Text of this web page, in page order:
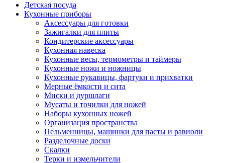
Детская посуда
Кухонные приборы
Аксессуары для готовки
Зажигалки для плиты
Кондитерские аксессуары
Кухонная навеска
Кухонные весы, термометры и таймеры
Кухонные ножи и ножницы
Кухонные рукавицы, фартуки и прихватки
Мерные ёмкости и сита
Миски и дуршлаги
Мусаты и точилки для ножей
Наборы кухонных ножей
Организация пространства
Пельменницы, машинки для пасты и равиоли
Разделочные доски
Скалки
Терки и измельчители